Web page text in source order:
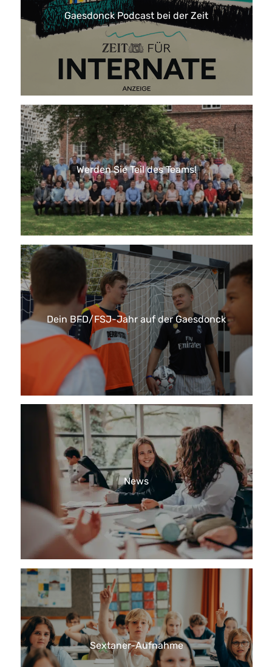
Gaesdonck Podcast bei der Zeit
Werden Sie Teil des Teams!
Dein BFD/FSJ-Jahr auf der Gaesdonck
News
Sextaner-Aufnahme